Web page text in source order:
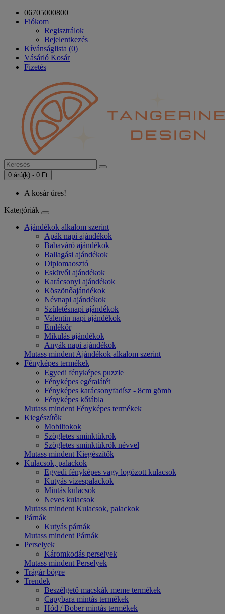
06705000800
Fiókom
Regisztrálok
Bejelentkezés
Kívánságlista (0)
Vásárló Kosár
Fizetés
0 árú(k) - 0 Ft
A kosár üres!
Kategóriák
Ajándékok alkalom szerint
Apák napi ajándékok
Babaváró ajándékok
Ballagási ajándékok
Diplomaosztó
Esküvői ajándékok
Karácsonyi ajándékok
Köszönőajándékok
Névnapi ajándékok
Születésnapi ajándékok
Valentin napi ajándékok
Emlékőr
Mikulás ajándékok
Anyák napi ajándékok
Mutass mindent Ajándékok alkalom szerint
Fényképes termékek
Egyedi fényképes puzzle
Fényképes egéralátét
Fényképes karácsonyfadísz - 8cm gömb
Fényképes kőtábla
Mutass mindent Fényképes termékek
Kiegészítők
Mobiltokok
Szögletes sminktükrök
Szögletes sminktükrök névvel
Mutass mindent Kiegészítők
Kulacsok, palackok
Egyedi fényképes vagy logózott kulacsok
Kutyás vizespalackok
Mintás kulacsok
Neves kulacsok
Mutass mindent Kulacsok, palackok
Párnák
Kutyás párnák
Mutass mindent Párnák
Perselyek
Káromkodás perselyek
Mutass mindent Perselyek
Trágár bögre
Trendek
Beszélgető macskák meme termékek
Capybara mintás termékek
Hód / Bober mintás termékek